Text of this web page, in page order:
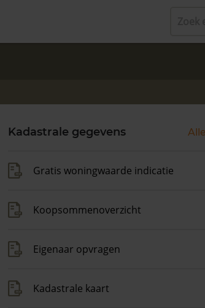
Kadastrale gegevens
Gratis woningwaarde indicatie
Koopsommenoverzicht
Eigenaar opvragen
Kadastrale kaart